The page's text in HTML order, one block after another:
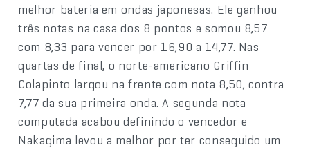
melhor bateria em ondas japonesas. Ele ganhou
três notas na casa dos 8 pontos e somou 8,57
com 8,33 para vencer por 16,90 a 14,77. Nas
quartas de final, o norte-americano Griffin
Colapinto largou na frente com nota 8,50, contra
7,77 da sua primeira onda. A segunda nota
computada acabou definindo o vencedor e
Nakagima levou a melhor por ter conseguido um